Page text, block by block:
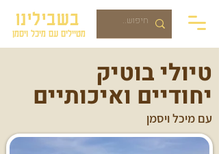
בשבילינו
מטיילים עם מיכל ויסמן
טיולי בוטיק
יחודיים ואיכותיים
עם מיכל ויסמן